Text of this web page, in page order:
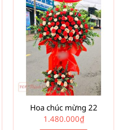
Hoa chúc mừng 22
1.480.000₫